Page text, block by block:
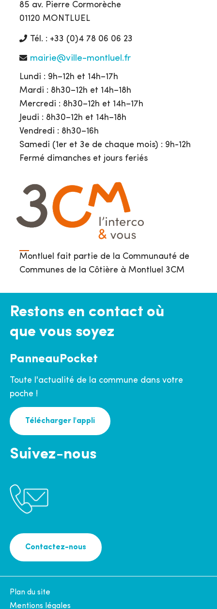
85 av. Pierre Cormorèche
01120 MONTLUEL
Tél. : +33 (0)4 78 06 06 23
mairie@ville-montluel.fr
Lundi : 9h–12h et 14h–17h
Mardi : 8h30–12h et 14h–18h
Mercredi : 8h30–12h et 14h–17h
Jeudi : 8h30–12h et 14h–18h
Vendredi : 8h30–16h
Samedi (1er et 3e de chaque mois) : 9h-12h
Fermé dimanches et jours feriés
Montluel fait partie de la Communauté de
Communes de la Côtière à Montluel 3CM
Restons en contact où
que vous soyez
PanneauPocket
Toute l'actualité de la commune dans votre
poche !
Télécharger l'appli
Suivez-nous
Contactez-nous
Plan du site
Mentions légales